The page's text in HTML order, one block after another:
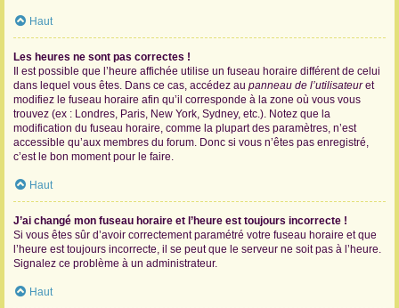
Haut
Les heures ne sont pas correctes !
Il est possible que l’heure affichée utilise un fuseau horaire différent de celui
dans lequel vous êtes. Dans ce cas, accédez au panneau de l’utilisateuret
modifiez le fuseau horaire afin qu’il corresponde à la zone où vous vous
trouvez (ex : Londres, Paris, New York, Sydney, etc.). Notez que la
modification du fuseau horaire, comme la plupart des paramètres, n’est
accessible qu’aux membres du forum. Donc si vous n’êtes pas enregistré,
c’est le bon moment pour le faire.
Haut
J’ai changé mon fuseau horaire et l’heure est toujours incorrecte !
Si vous êtes sûr d’avoir correctement paramétré votre fuseau horaire et que
l’heure est toujours incorrecte, il se peut que le serveur ne soit pas à l’heure.
Signalez ce problème à un administrateur.
Haut